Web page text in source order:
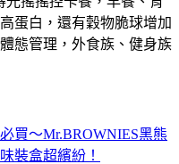
蛋白，還有穀物脆球增加
態管理，外食族、健身族
買～Mr.BROWNIES黑熊
裝盒超繽紛！